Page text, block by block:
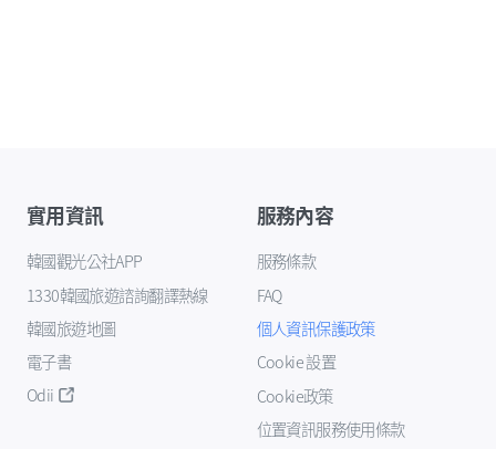
實用資訊
韓國觀光公社APP
1330韓國旅遊諮詢翻譯熱線
韓國旅遊地圖
電子書
Odii
服務內容
服務條款
FAQ
個人資訊保護政策
Cookie 設置
Cookie政策
位置資訊服務使用條款